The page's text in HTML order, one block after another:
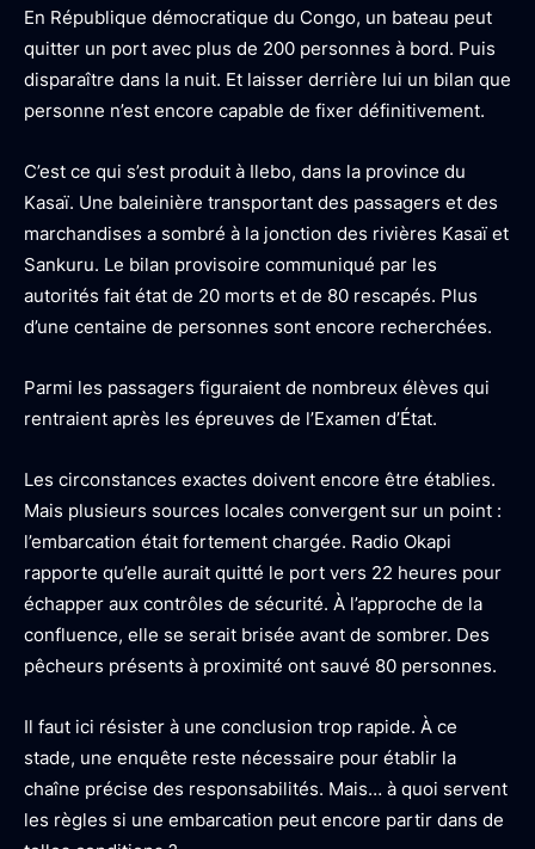
En République démocratique du Congo, un bateau peut
quitter un port avec plus de 200 personnes à bord. Puis
disparaître dans la nuit. Et laisser derrière lui un bilan que
personne n’est encore capable de fixer définitivement.
C’est ce qui s’est produit à Ilebo, dans la province du
Kasaï. Une baleinière transportant des passagers et des
marchandises a sombré à la jonction des rivières Kasaï et
Sankuru. Le bilan provisoire communiqué par les
autorités fait état de 20 morts et de 80 rescapés. Plus
d’une centaine de personnes sont encore recherchées.
Parmi les passagers figuraient de nombreux élèves qui
rentraient après les épreuves de l’Examen d’État.
Les circonstances exactes doivent encore être établies.
Mais plusieurs sources locales convergent sur un point :
l’embarcation était fortement chargée. Radio Okapi
rapporte qu’elle aurait quitté le port vers 22 heures pour
échapper aux contrôles de sécurité. À l’approche de la
confluence, elle se serait brisée avant de sombrer. Des
pêcheurs présents à proximité ont sauvé 80 personnes.
Il faut ici résister à une conclusion trop rapide. À ce
stade, une enquête reste nécessaire pour établir la
chaîne précise des responsabilités. Mais… à quoi servent
les règles si une embarcation peut encore partir dans de